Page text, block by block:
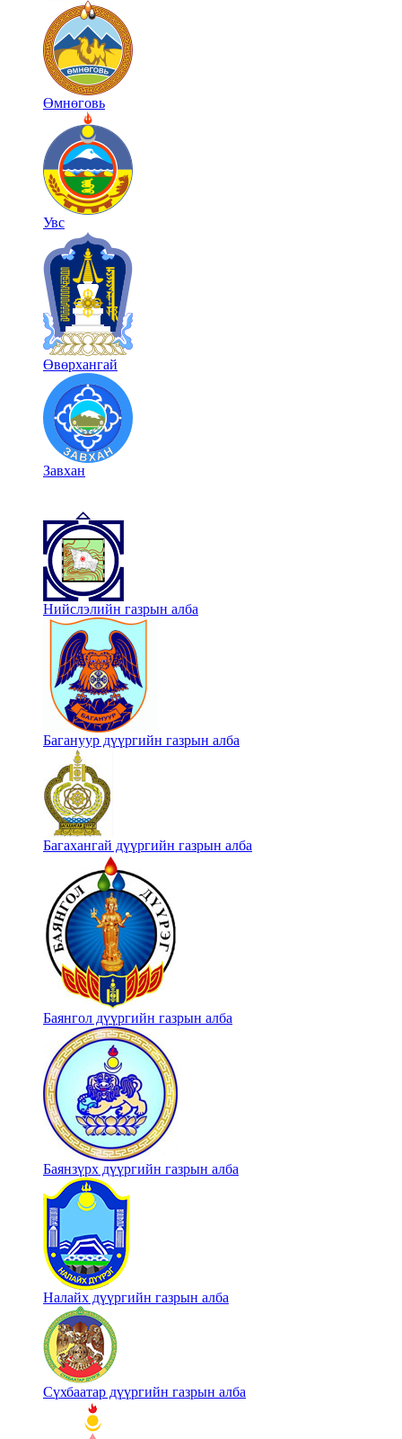
Өмнөговь
Увс
Өвөрхангай
Завхан
Нийслэлийн газрын алба
Багануур дүүргийн газрын алба
Багахангай дүүргийн газрын алба
Баянгол дүүргийн газрын алба
Баянзүрх дүүргийн газрын алба
Налайх дүүргийн газрын алба
Сүхбаатар дүүргийн газрын алба